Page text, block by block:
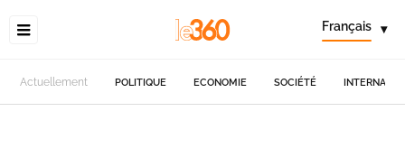
Français ▾
Actuellement POLITIQUE ECONOMIE SOCIÉTÉ